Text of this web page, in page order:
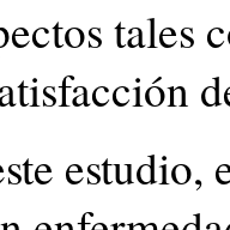
tales
estudio,